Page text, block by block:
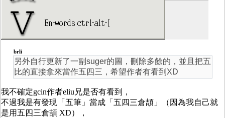
brli
另外自行更新了一副suger的圖，刪除多餘的，並且把五
比的直接拿來當作五四三，希望作者有看到XD
我不確定gcin作者eliu兄是否有看到，
不過我是有發現「五筆」當成「五四三倉頡」（因為我自己就
是用五四三倉頡 XD），